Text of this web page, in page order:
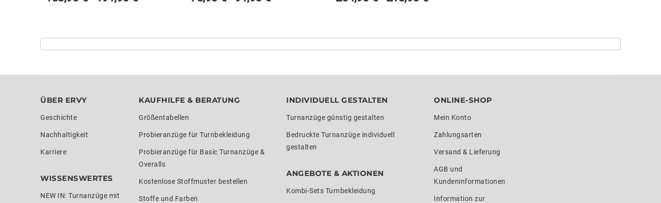
ÜBER ERVY
Geschichte
Nachhaltigkeit
Karriere
WISSENSWERTES
NEW IN: Turnanzüge mit
KAUFHILFE & BERATUNG
Größentabellen
Probieranzüge für Turnbekleidung
Probieranzüge für Basic Turnanzüge &
Overalls
Kostenlose Stoffmuster bestellen
Stoffe und Farben
INDIVIDUELL GESTALTEN
Turnanzüge günstig gestalten
Bedruckte Turnanzüge individuell
gestalten
ANGEBOTE & AKTIONEN
Kombi-Sets Turnbekleidung
ONLINE-SHOP
Mein Konto
Zahlungsarten
Versand & Lieferung
AGB und
Kundeninformationen
Information zur